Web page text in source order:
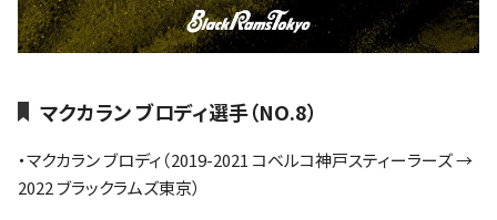
マクカラン ブロディ選手（NO.8）
・マクカラン ブロディ（2019-2021 コベルコ神戸スティーラーズ →
2022 ブラックラムズ東京）